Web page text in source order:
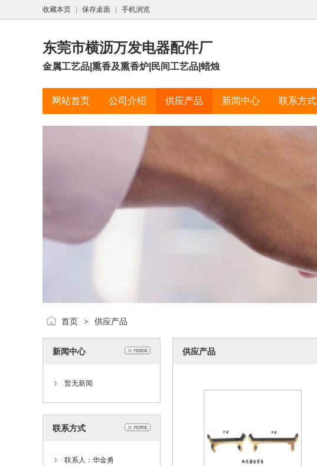
收藏本页 保存桌面 手机浏览
东莞市横沥万发电器配件厂
金属工艺品|熏香及熏香炉|民间工艺品|蜡烛
网站首页 公司介绍 供应产品 新闻中心 联系方式
首页 > 供应产品
新闻中心
暂无新闻
联系方式
联系人：华金勇
供应产品